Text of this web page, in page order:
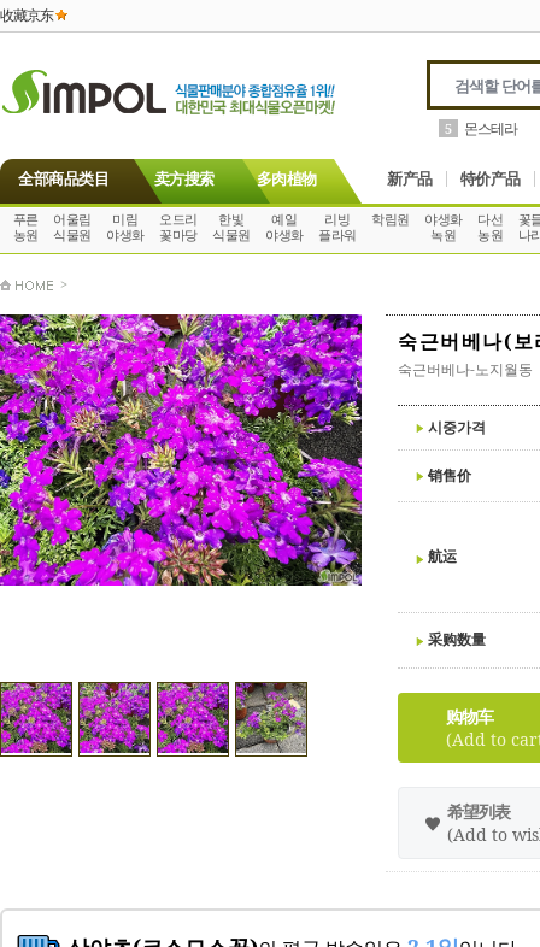
收藏京东
5 몬스테라
全部商品类目 卖方搜索 多肉植物 新产品 特价产品
푸른
농원
어울림
식물원
미림
야생화
오드리
꽃마당
한빛
식물원
예일
야생화
리빙
플라워
학림원
야생화
녹원
다선
농원
꽃
나
>
숙근버베나(
숙근버베나-노지월동
시중가격
销售价
航运
采购数量
购物车
(Add to
希望列表
(Add to